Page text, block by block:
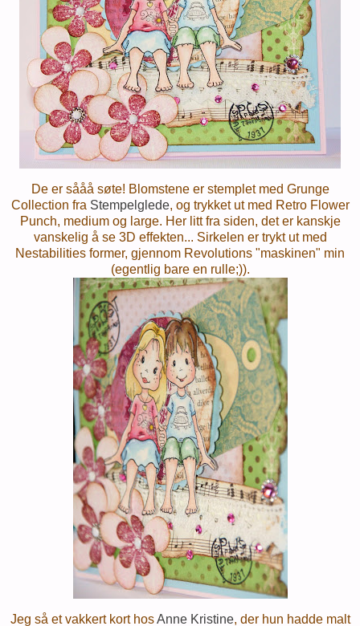
De er sååå søte! Blomstene er stemplet med Grunge
Collection fra Stempelglede, og trykket ut med Retro Flower
Punch, medium og large. Her litt fra siden, det er kanskje
vanskelig å se 3D effekten... Sirkelen er trykt ut med
Nestabilities former, gjennom Revolutions "maskinen" min
(egentlig bare en rulle;)).
Jeg så et vakkert kort hosAnne Kristine, der hun hadde malt